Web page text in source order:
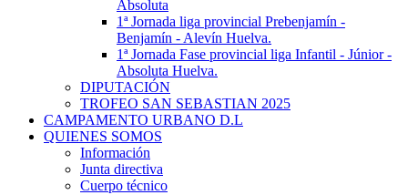
Absoluta
1ª Jornada liga provincial Prebenjamín -
Benjamín - Alevín Huelva.
1ª Jornada Fase provincial liga Infantil - Júnior -
Absoluta Huelva.
DIPUTACIÓN
TROFEO SAN SEBASTIAN 2025
CAMPAMENTO URBANO D.L
QUIENES SOMOS
Información
Junta directiva
Cuerpo técnico